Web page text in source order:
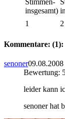
1 2
Kommentare: (1):
senoner09.08.2008
Bewertung:
leider kann
senoner hat